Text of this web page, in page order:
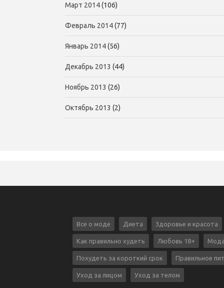
Март 2014(106)
Февраль 2014(77)
Январь 2014(56)
Декабрь 2013 (44)
Ноябрь 2013 (26)
Октябрь 2013 (2)
Все о моде Диета Здоровье и красота
Как правильно худеть Любовь 18+
Похудеть за короткий срок Правильное
Уход за лицом Уход за телом